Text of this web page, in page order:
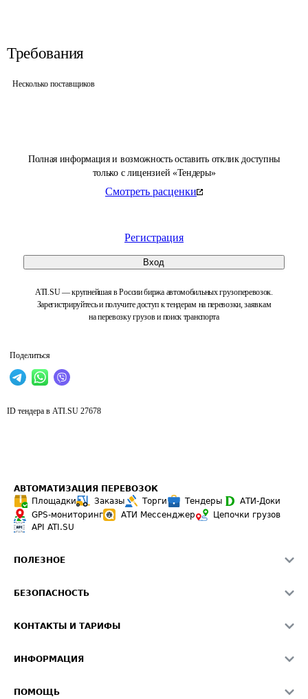
Полная информация и возможность оставить отклик доступны
только с лицензией «Тендеры»
Смотреть расценки
Регистрация
Вход
ATI.SU — крупнейшая в России биржа автомобильных грузоперевозок.
Зарегистрируйтесь и получите доступ к тендерам на перевозки, заявкам
на перевозку грузов и поиск транспорта
Поделиться
Требования
Несколько поставщиков
ID тендера в ATI.SU 27678
АВТОМАТИЗАЦИЯ ПЕРЕВОЗОК
Площадки
Заказы Торги Тендеры
АТИ-Доки
GPS-мониторинг
АТИ Мессенджер
Цепочки грузов
API ATI.SU
ПОЛЕЗНОЕ
Звезды ATI.SU на вашем сайте
Средние ставки
БЕЗОПАСНОСТЬ
Светофор+
О формировании Паспорта
КОНТАКТЫ И ТАРИФЫ
Реклама на сайте
ИНФОРМАЦИЯ
ПОМОЩЬ